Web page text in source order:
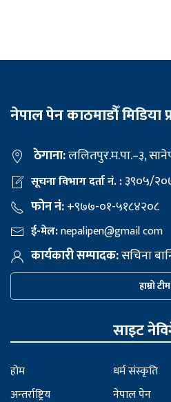
नेपाल पेन काठमाडौँ मिडिया
ठेगाना:ललितपुर.म.पा.–३,
सूचना विभाग दर्ता नं. :३९०५/
फोन नं:+९७७-०१-५१८४२०८
ई-मेल:nepalipen@gmail com
कार्यकारी सम्पादक:सचिना
हाम्रो टीम
साइट
होम
अन्तर्राष्ट्रिय
धर्म संस्कृति
नेपाल पेन